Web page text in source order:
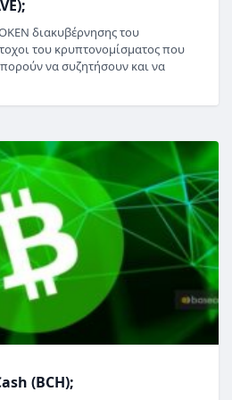
διακυβέρνησης του
του κρυπτονομίσματος που
να συζητήσουν και να
(BCH);